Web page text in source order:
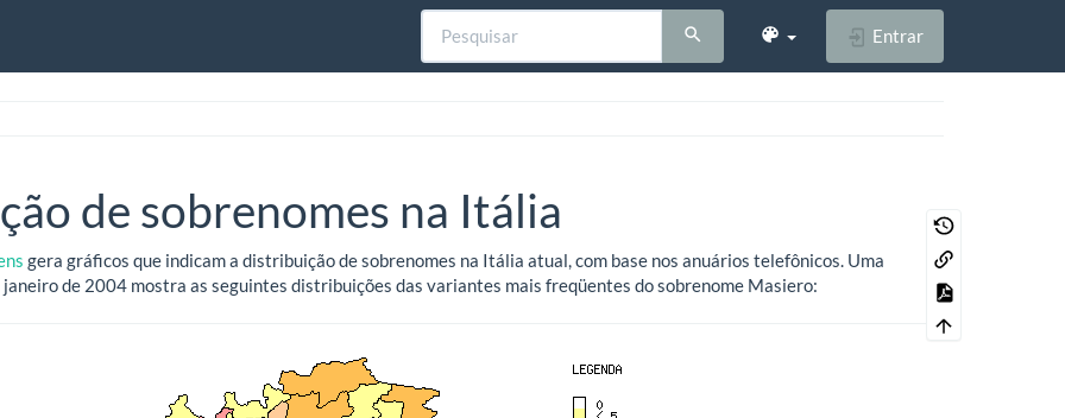
Entrar
de sobrenomes na Itália
gera gráficos que indicam a distribuição de sobrenomes na Itália atual, com base nos anuários telefônicos. Uma
de 2004 mostra as seguintes distribuições das variantes mais freqüentes do sobrenome Masiero: